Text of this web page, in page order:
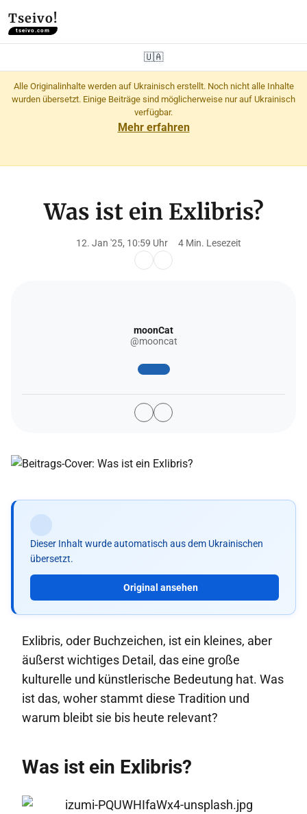
Tseivo!
tseivo.com
🇺🇦
Alle Originalinhalte werden auf Ukrainisch erstellt. Noch nicht alle Inhalte
wurden übersetzt. Einige Beiträge sind möglicherweise nur auf Ukrainisch
verfügbar.
Mehr erfahren
Was ist ein Exlibris?
12. Jan '25, 10:59 Uhr 4 Min. Lesezeit
moonCat
@mooncat
Dieser Inhalt wurde automatisch aus dem Ukrainischen
übersetzt.
Original ansehen
Exlibris, oder Buchzeichen, ist ein kleines, aber
äußerst wichtiges Detail, das eine große
kulturelle und künstlerische Bedeutung hat. Was
ist das, woher stammt diese Tradition und
warum bleibt sie bis heute relevant?
Was ist ein Exlibris?